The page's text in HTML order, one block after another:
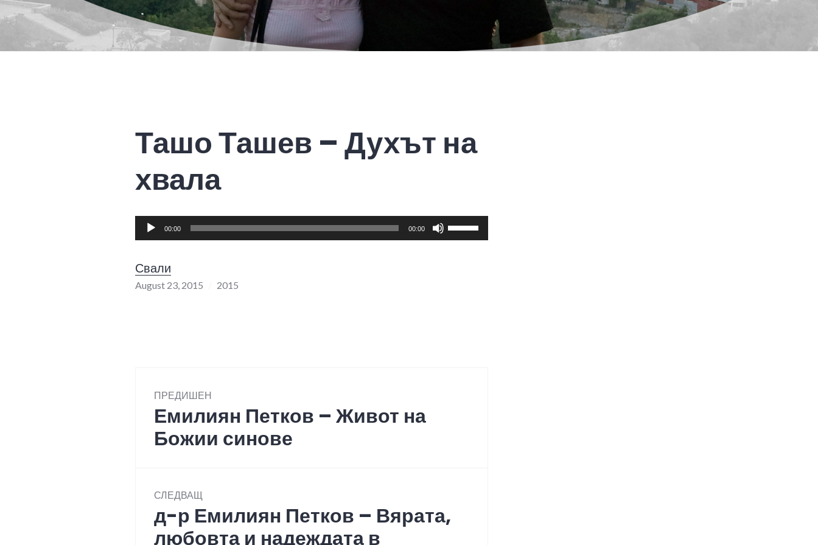
Ташо Ташев – Духът на
хвала
Audio
Player
00:00 00:00
Use
Up/Down
Свали
August 23, 2015 2015
navigation
ПРЕДИШЕН
Previous
post:
Емилиян Петков – Живот на
Божии синове
СЛЕДВАЩ
Next
post:
д-р Емилиян Петков – Вярата,
любовта и надеждата в